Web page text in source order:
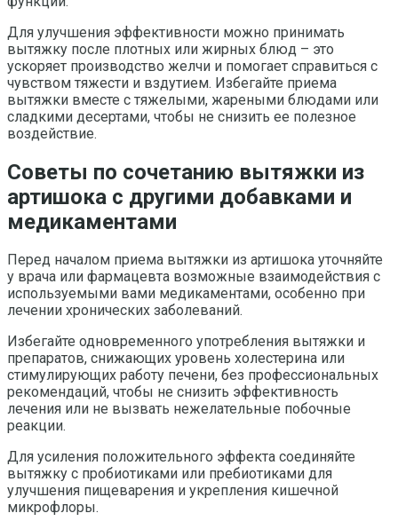
Для улучшения эффективности можно принимать
вытяжку после плотных или жирных блюд – это
ускоряет производство желчи и помогает справиться с
чувством тяжести и вздутием. Избегайте приема
вытяжки вместе с тяжелыми, жареными блюдами или
сладкими десертами, чтобы не снизить ее полезное
воздействие.
Советы по сочетанию вытяжки из
артишока с другими добавками и
медикаментами
Перед началом приема вытяжки из артишока уточняйте
у врача или фармацевта возможные взаимодействия с
используемыми вами медикаментами, особенно при
лечении хронических заболеваний.
Избегайте одновременного употребления вытяжки и
препаратов, снижающих уровень холестерина или
стимулирующих работу печени, без профессиональных
рекомендаций, чтобы не снизить эффективность
лечения или не вызвать нежелательные побочные
реакции.
Для усиления положительного эффекта соединяйте
вытяжку с пробиотиками или пребиотиками для
улучшения пищеварения и укрепления кишечной
микрофлоры.